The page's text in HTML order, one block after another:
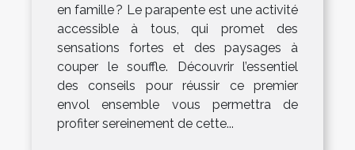
en famille ? Le parapente est une activité
accessible à tous, qui promet des
sensations fortes et des paysages à
couper le souffle. Découvrir l’essentiel
des conseils pour réussir ce premier
envol ensemble vous permettra de
profiter sereinement de cette...